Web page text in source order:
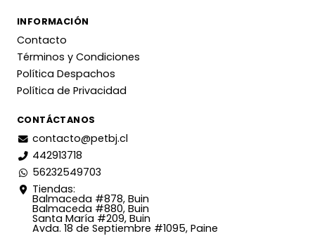
INFORMACIÓN
Contacto
Términos y Condiciones
Política Despachos
Política de Privacidad
CONTÁCTANOS
contacto@petbj.cl
442913718
56232549703
Tiendas:
Balmaceda #878, Buin
Balmaceda #880, Buin
Santa María #209, Buin
Avda. 18 de Septiembre #1095, Paine